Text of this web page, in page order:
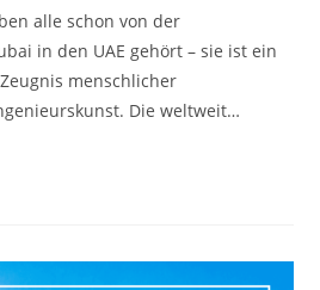
alle schon von der
in den UAE gehört – sie ist ein
menschlicher
Die weltweit…